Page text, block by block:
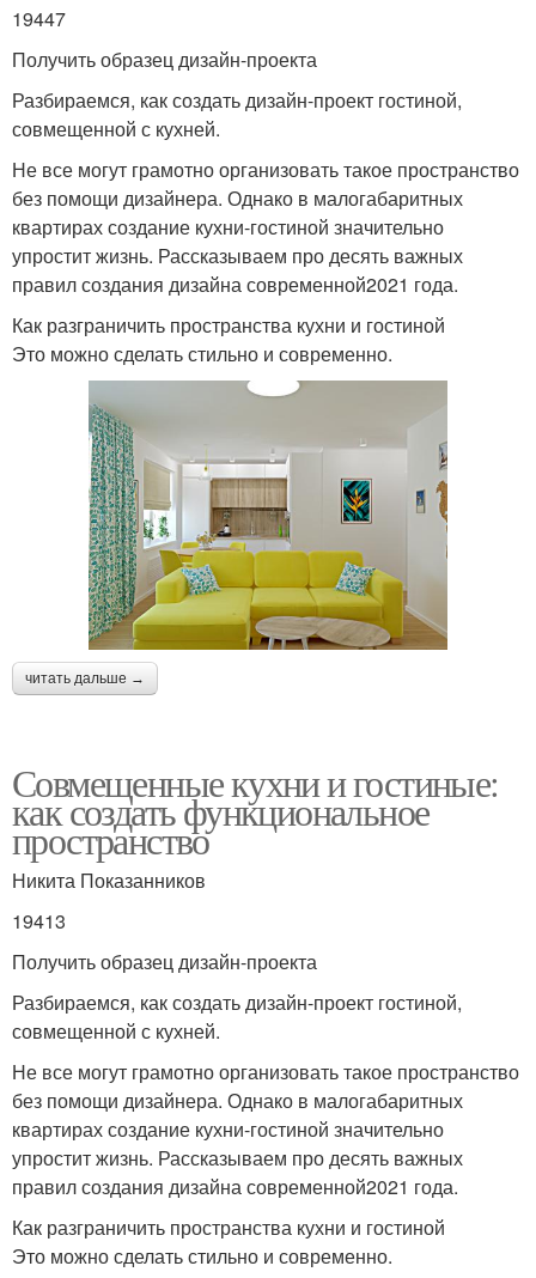
19447
Получить образец дизайн-проекта
Разбираемся, как создать дизайн-проект гостиной,
совмещенной с кухней.
Не все могут грамотно организовать такое пространство
без помощи дизайнера. Однако в малогабаритных
квартирах создание кухни-гостиной значительно
упростит жизнь. Рассказываем про десять важных
правил создания дизайна современной2021 года.
Как разграничить пространства кухни и гостиной
Это можно сделать стильно и современно.
читать дальше →
Совмещенные кухни и гостиные:
как создать функциональное
пространство
Никита Показанников
19413
Получить образец дизайн-проекта
Разбираемся, как создать дизайн-проект гостиной,
совмещенной с кухней.
Не все могут грамотно организовать такое пространство
без помощи дизайнера. Однако в малогабаритных
квартирах создание кухни-гостиной значительно
упростит жизнь. Рассказываем про десять важных
правил создания дизайна современной2021 года.
Как разграничить пространства кухни и гостиной
Это можно сделать стильно и современно.